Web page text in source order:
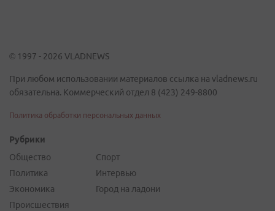
© 1997 - 2026 VLADNEWS
При любом использовании материалов ссылка на vladnews.ru
обязательна. Коммерческий отдел 8 (423) 249-8800
Политика обработки персональных данных
Рубрики
Общество
Политика
Экономика
Происшествия
Спорт
Интервью
Город на ладони